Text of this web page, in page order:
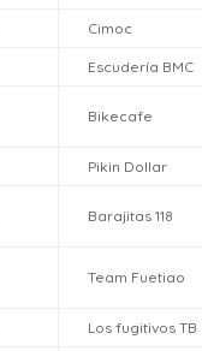
Cimoc
Escudería BMC
Bikecafe
Pikin Dollar
Barajitas 118
Team Fuetiao
Los fugitivos TB